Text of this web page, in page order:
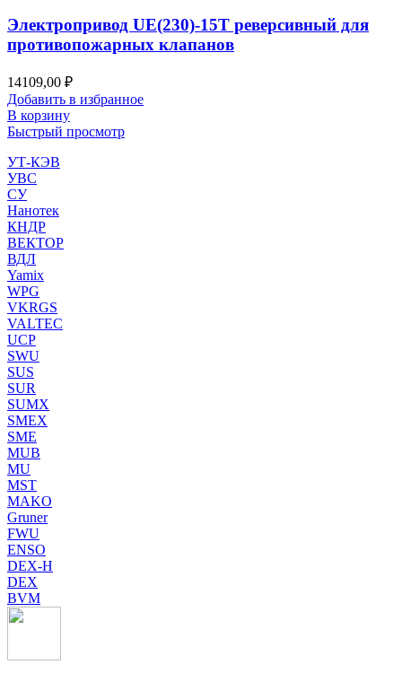
Электропривод UE(230)-15T реверсивный для
противопожарных клапанов
14109,00 ₽
Добавить в избранное
В корзину
Быстрый просмотр
УТ-КЭВ
УВС
СУ
Нанотек
КНДР
ВЕКТОР
ВДЛ
Yamix
WPG
VKRGS
VALTEC
UCP
SWU
SUS
SUR
SUMX
SMEX
SME
MUB
MU
MST
MAKO
Gruner
FWU
ENSO
DEX-H
DEX
BVM